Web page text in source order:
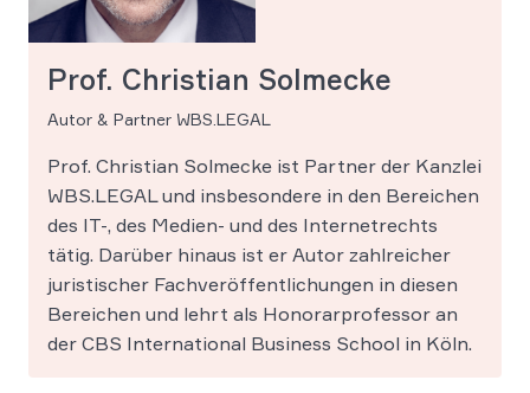
Prof. Christian Solmecke
Autor & Partner WBS.LEGAL
Prof. Christian Solmecke ist Partner der Kanzlei
WBS.LEGAL und insbesondere in den Bereichen
des IT-, des Medien- und des Internetrechts
tätig. Darüber hinaus ist er Autor zahlreicher
juristischer Fachveröffentlichungen in diesen
Bereichen und lehrt als Honorarprofessor an
der CBS International Business School in Köln.